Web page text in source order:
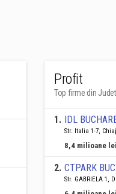
Profit
Top firme din
1. IDL
Str. Italia 1-7,
8,4 milioane lei
2. CTPARK
Str. GABRIELA 1,